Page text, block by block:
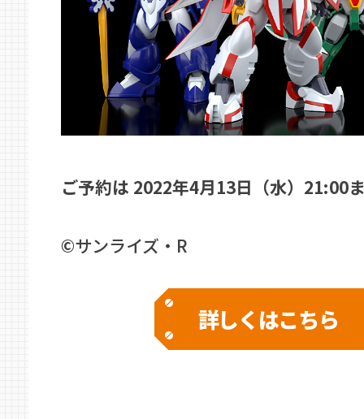
ご予約は 2022年4月13日（水）21:00
©サンライズ・R
詳しくはこちら